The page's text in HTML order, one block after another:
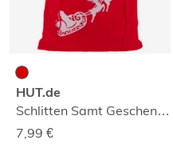
HUT.de
Schlitten Samt Geschenkbeutel 30 cm x 40 cm
7,99 €